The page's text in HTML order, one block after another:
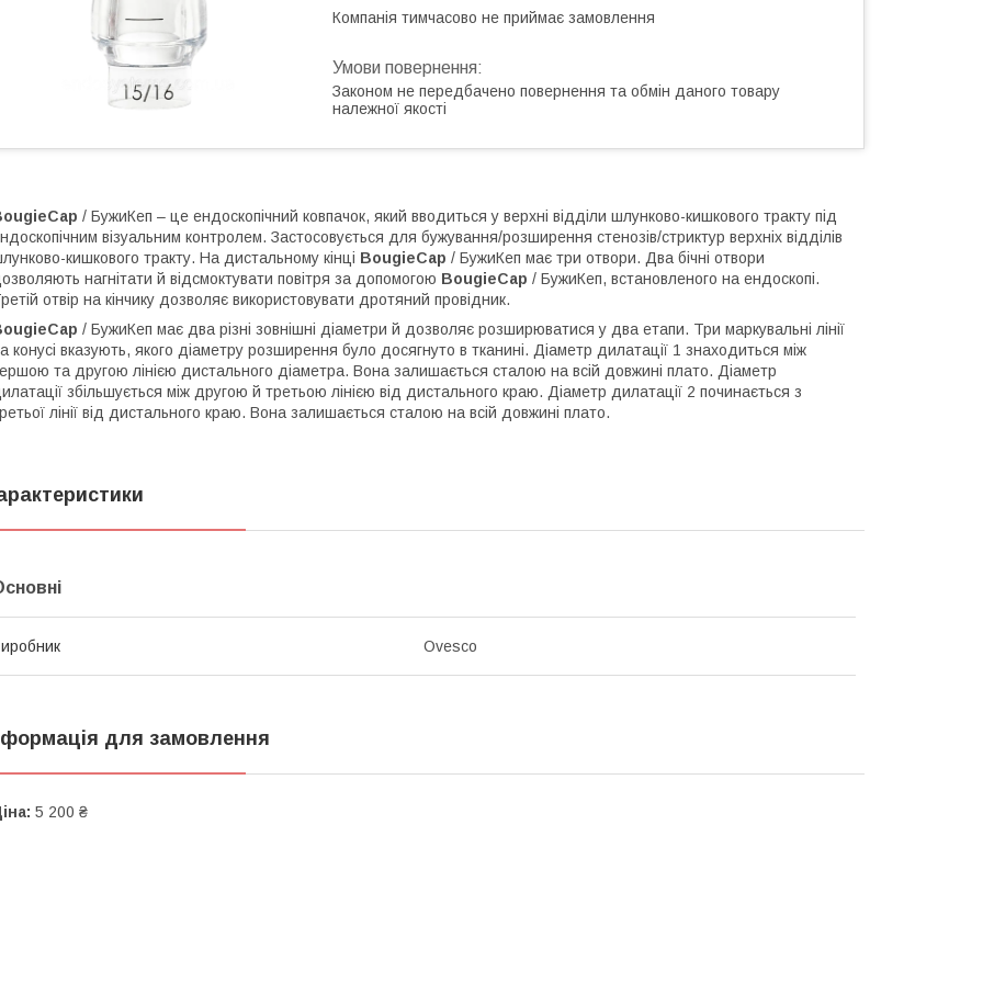
Компанія тимчасово не приймає замовлення
Законом не передбачено повернення та обмін даного товару
належної якості
/ БужиКеп – це ендоскопічний ковпачок, який вводиться у верхні відділи шлунково-кишкового тракту під
візуальним контролем. Застосовується для бужування/розширення стенозів/стриктур верхніх відділів
кишкового тракту. На дистальному кінці BougieCap / БужиКеп має три отвори. Два бічні отвори
нагнітати й відсмоктувати повітря за допомогою BougieCap / БужиКеп, встановленого на ендоскопі.
отвір на кінчику дозволяє використовувати дротяний провідник.
/ БужиКеп має два різні зовнішні діаметри й дозволяє розширюватися у два етапи. Три маркувальні лінії
конусі вказують, якого діаметру розширення було досягнуто в тканині. Діаметр дилатації 1 знаходиться між
та другою лінією дистального діаметра. Вона залишається сталою на всій довжині плато. Діаметр
збільшується між другою й третьою лінією від дистального краю. Діаметр дилатації 2 починається з
лінії від дистального краю. Вона залишається сталою на всій довжині плато.
Ovesco
для замовлення
5 200 ₴